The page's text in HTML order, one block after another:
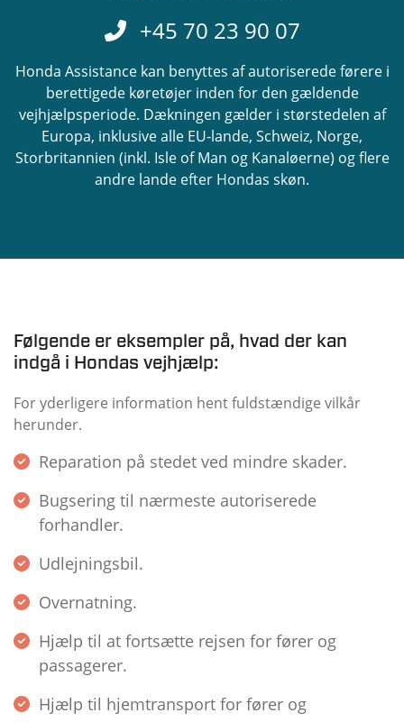
+45 70 23 90 07
Honda Assistance kan benyttes af autoriserede førere i
berettigede køretøjer inden for den gældende
vejhjælpsperiode. Dækningen gælder i størstedelen af
Europa, inklusive alle EU-lande, Schweiz, Norge,
Storbritannien (inkl. Isle of Man og Kanaløerne) og flere
andre lande efter Hondas skøn.
Følgende er eksempler på, hvad der kan
indgå i Hondas vejhjælp:
For yderligere information hent fuldstændige vilkår
herunder.
Reparation på stedet ved mindre skader.
Bugsering til nærmeste autoriserede
forhandler.
Udlejningsbil.
Overnatning.
Hjælp til at fortsætte rejsen for fører og
passagerer.
Hjælp til hjemtransport for fører og